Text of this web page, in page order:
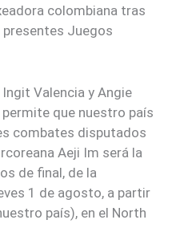
colombiana tras
Juegos
Valencia y Angie
que nuestro país
combates disputados
Aeji Im será la
de final, de la
1 de agosto, a partir
país), en el North